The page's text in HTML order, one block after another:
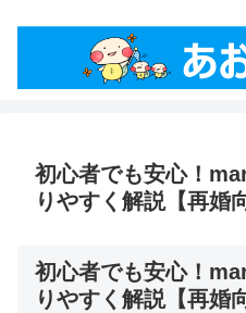
初心者でも安心！
りやすく解説【再婚
初心者でも安心！
りやすく解説【再婚